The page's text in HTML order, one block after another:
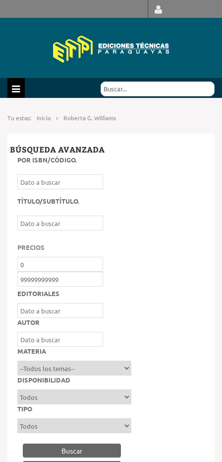
Tu estas: Inicio Roberta G. Williams
BÚSQUEDA AVANZADA
POR ISBN/CÓDIGO.
TÍTULO/SUBTÍTULO.
PRECIOS
EDITORIALES
AUTOR
MATERIA
DISPONIBILIDAD
TIPO
Buscar